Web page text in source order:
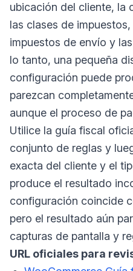
ubicación del cliente, la
las clases de
impuestos de envío y
lo tanto, una pequeña
configuración puede
parezcan
aunque el proceso de
Utilice la guía fiscal
conjunto de reglas y
exacta del cliente y el
produce el resultado
configuración coincide
pero el resultado aún
capturas de pantalla y
URL oficiales para